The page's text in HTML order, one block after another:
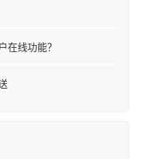
在线功能？